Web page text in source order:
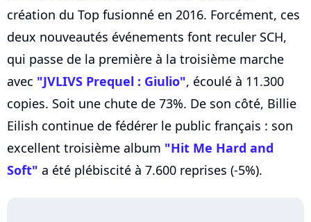
création du Top fusionné en 2016. Forcément, ces
deux nouveautés événements font reculer SCH,
qui passe de la première à la troisième marche
avec "JVLIVS Prequel : Giulio", écoulé à 11.300
copies. Soit une chute de 73%. De son côté, Billie
Eilish continue de fédérer le public français : son
excellent troisième album "Hit Me Hard and
Soft" a été plébiscité à 7.600 reprises (-5%).